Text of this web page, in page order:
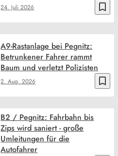
bookmark_border
24. Juli 2026
bookmark_border
2. Aug. 2026
A9-Rastanlage bei Pegnitz:
Betrunkener Fahrer rammt
Baum und verletzt Polizisten
B2 / Pegnitz: Fahrbahn bis
Zips wird saniert - große
Umleitungen für die
Autofahrer